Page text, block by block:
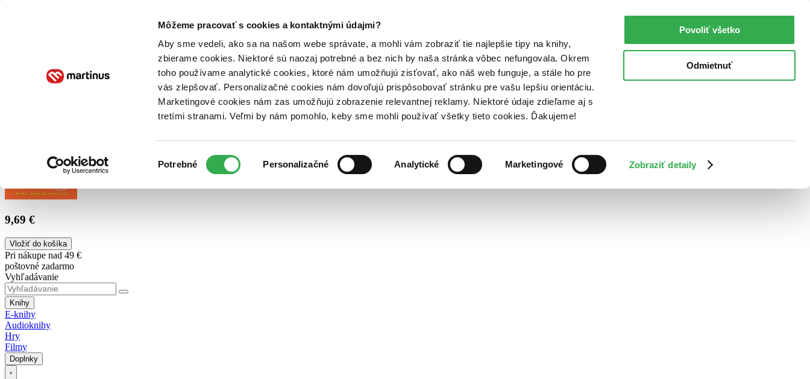
Môžeme pracovať s cookies a kontaktnými údajmi?
Aby sme vedeli, ako sa na našom webe správate, a mohli vám zobraziť tie najlepšie tipy na knihy,
zbierame cookies. Niektoré sú naozaj potrebné a bez nich by naša stránka vôbec nefungovala. Okrem
toho používame analytické cookies, ktoré nám umožňujú zisťovať, ako náš web funguje, a stále ho pre
vás zlepšovať. Personalizačné cookies nám dovoľujú prispôsobovať stránku pre vašu lepšiu orientáciu.
Marketingové cookies nám zas umožňujú zobrazenie relevantnej reklamy. Niektoré údaje zdieľame aj s
tretími stranami. Veľmi by nám pomohlo, keby sme mohli používať všetky tieto cookies. Ďakujeme!
súhlasu
Potrebné Personalizačné Analytické Marketingové Zobraziť detaily
Povoliť všetko
Odmietnuť
Poukážky Kontakt
9,69 €
Vložiť do košíka
Pri nákupe nad 49 €
poštovné zadarmo
Vyhľadávanie
Knihy
E-knihy
Audioknihy
Hry
Filmy
Doplnky